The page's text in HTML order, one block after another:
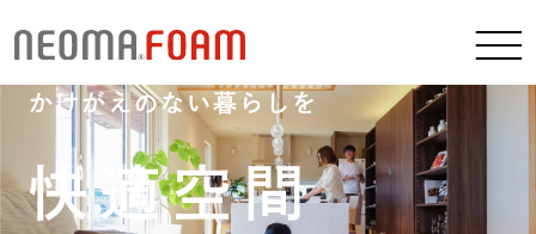
「真の熱的快適性」がもたらす
かけがえのない暮らしを
快適空間